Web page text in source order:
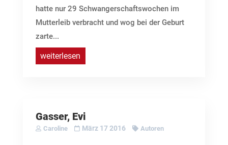
hatte nur 29 Schwangerschaftswochen im
Mutterleib verbracht und wog bei der Geburt
zarte...
weiterlesen
Gasser, Evi
Caroline März 17 2016 Autoren